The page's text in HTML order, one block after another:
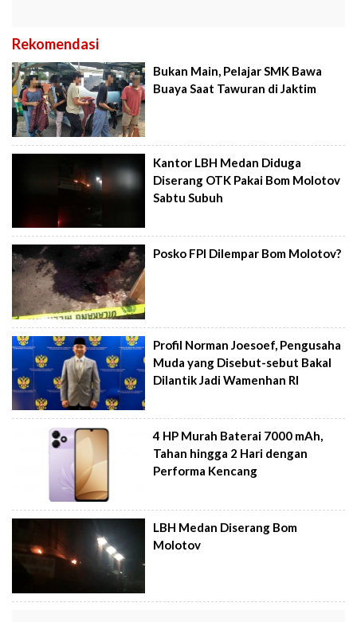
Rekomendasi
Bukan Main, Pelajar SMK Bawa
Buaya Saat Tawuran di Jaktim
Kantor LBH Medan Diduga
Diserang OTK Pakai Bom Molotov
Sabtu Subuh
Posko FPI Dilempar Bom Molotov?
Profil Norman Joesoef, Pengusaha
Muda yang Disebut-sebut Bakal
Dilantik Jadi Wamenhan RI
4 HP Murah Baterai 7000 mAh,
Tahan hingga 2 Hari dengan
Performa Kencang
LBH Medan Diserang Bom
Molotov